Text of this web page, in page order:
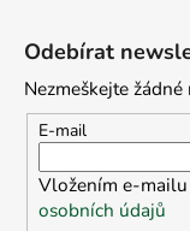
Odebírat
Nezmeškejte
E-mail
Vložením e-
osobních údajů